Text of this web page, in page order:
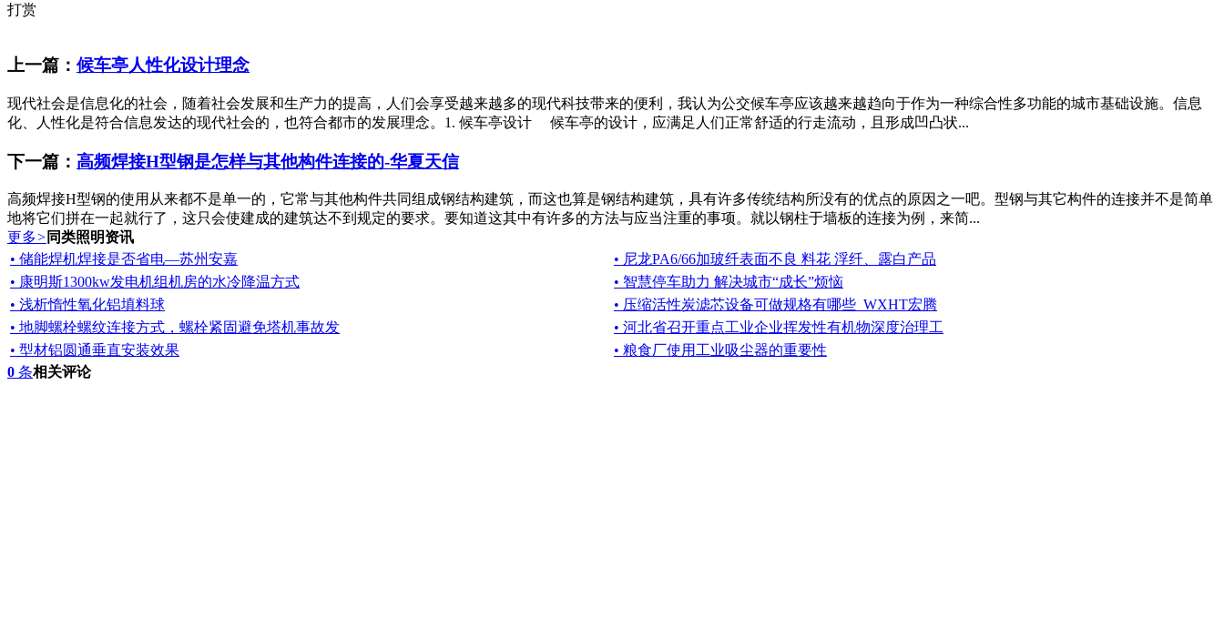
打赏
上一篇： 候车亭人性化设计理念
现代社会是信息化的社会，随着社会发展和生产力的提高，人们会享受越来越多的现代科技带来的便利，我认为公交候车亭应该越来越趋向于作为一种综合性多功能的城市基础设施。信息
化、人性化是符合信息发达的现代社会的，也符合都市的发展理念。1. 候车亭设计 候车亭的设计，应满足人们正常舒适的行走流动，且形成凹凸状...
下一篇： 高频焊接H型钢是怎样与其他构件连接的-华夏天信
高频焊接H型钢的使用从来都不是单一的，它常与其他构件共同组成钢结构建筑，而这也算是钢结构建筑，具有许多传统结构所没有的优点的原因之一吧。型钢与其它构件的连接并不是简单
地将它们拼在一起就行了，这只会使建成的建筑达不到规定的要求。要知道这其中有许多的方法与应当注重的事项。就以钢柱于墙板的连接为例，来简...
更多> 同类照明资讯
• 储能焊机焊接是否省电—苏州安嘉
• 尼龙PA6/66加玻纤表面不良 料花 浮纤、露白产品
• 康明斯1300kw发电机组机房的水冷降温方式
• 智慧停车助力 解决城市“成长”烦恼
• 浅析惰性氧化铝填料球
• 压缩活性炭滤芯设备可做规格有哪些_WXHT宏腾
• 地脚螺栓螺纹连接方式，螺栓紧固避免塔机事故发
• 河北省召开重点工业企业挥发性有机物深度治理工
• 型材铝圆通垂直安装效果
• 粮食厂使用工业吸尘器的重要性
0 条相关评论